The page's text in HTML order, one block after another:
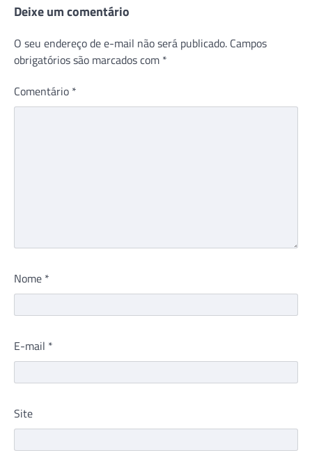
Deixe um comentário
O seu endereço de e-mail não será publicado. Campos
obrigatórios são marcados com *
Comentário *
Nome *
E-mail *
Site